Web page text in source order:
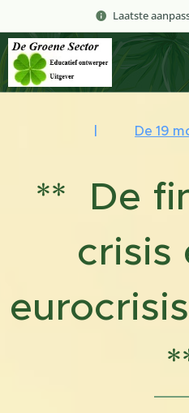
Laatste
De 19
** De
crisis